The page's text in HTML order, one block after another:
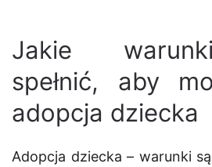
Jakie
spełnić, aby
adopcja dziecka
Adopcja dziecka – warunkisą